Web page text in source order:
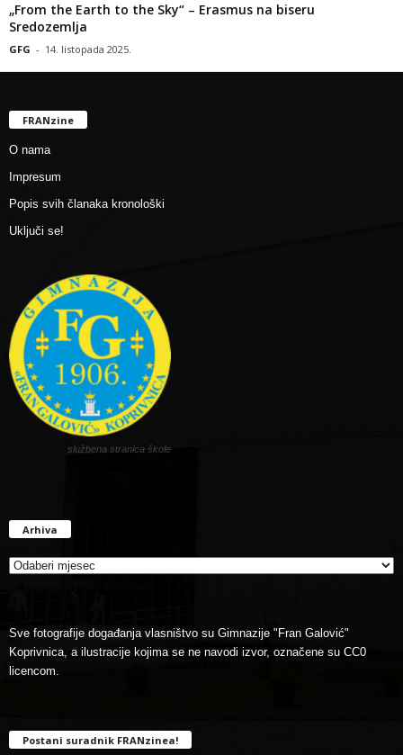
„From the Earth to the Sky“ – Erasmus na biseru
Sredozemlja
GFG - 14. listopada 2025.
FRANzine
O nama
Impresum
Popis svih članaka kronološki
Uključi se!
službena stranica škole
Arhiva
Sve fotografije događanja vlasništvo su Gimnazije "Fran Galović"
Koprivnica, a ilustracije kojima se ne navodi izvor, označene su CC0
licencom.
Postani suradnik FRANzinea!